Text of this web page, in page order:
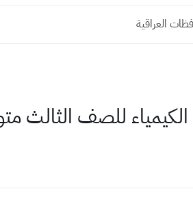
الكيمياء للصف الثالث